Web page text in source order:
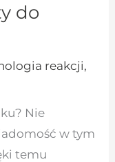
do
reakcji,
Nie
w tym
temu